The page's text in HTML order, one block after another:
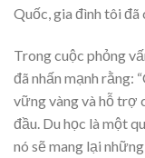
Quốc, gia đình tôi đã
Trong cuộc phỏng
đã nhấn mạnh rằng:
vững vàng và hỗ trợ
đầu. Du học là một
nó sẽ mang lại